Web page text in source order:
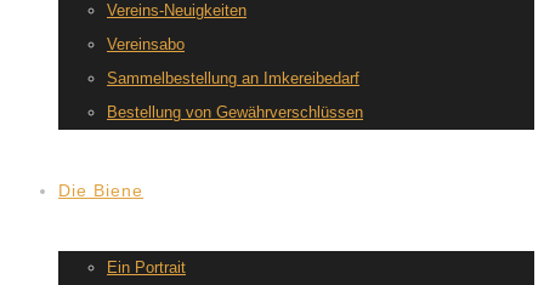
Vereins-Neuigkeiten
Vereinsabo
Sammelbestellung an Imkereibedarf
Bestellung von Gewährverschlüssen
Die Biene
Ein Portrait